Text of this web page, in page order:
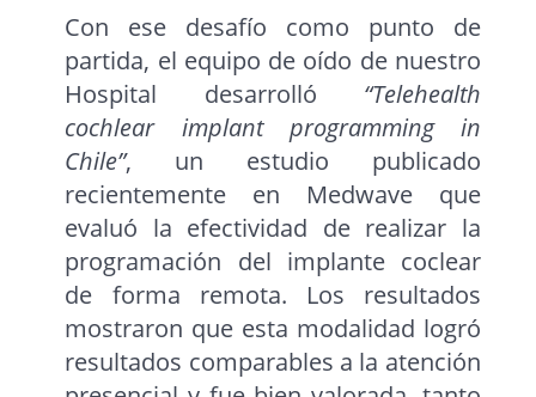
Con ese desafío como punto de
partida, el equipo de oído de nuestro
Hospital desarrolló “Telehealth
cochlear implant programming in
Chile”, un estudio publicado
recientemente en Medwave que
evaluó la efectividad de realizar la
programación del implante coclear
de forma remota. Los resultados
mostraron que esta modalidad logró
resultados comparables a la atención